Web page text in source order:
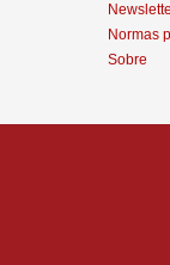
Normas
Sobre